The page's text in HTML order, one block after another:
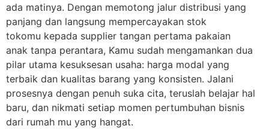
ada matinya. Dengan memotong jalur distribusi yang
panjang dan langsung mempercayakan stok
tokomu kepada supplier tangan pertama pakaian
anak tanpa perantara, Kamu sudah mengamankan dua
pilar utama kesuksesan usaha: harga modal yang
terbaik dan kualitas barang yang konsisten. Jalani
prosesnya dengan penuh suka cita, teruslah belajar hal
baru, dan nikmati setiap momen pertumbuhan bisnis
dari rumah mu yang hangat.